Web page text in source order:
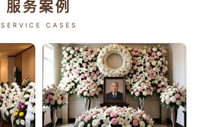
服务案例
SERVICE CASES